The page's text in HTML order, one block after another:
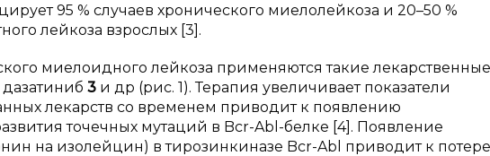
95 % случаев хронического миелолейкоза и 20–50 %
лейкоза взрослых [3].
миелоидного лейкоза применяются такие лекарственные
дазатиниб 3 и др (рис. 1). Терапия увеличивает показатели
лекарств со временем приводит к появлению
точечных мутаций в Bcr-Abl-белке [4]. Появление
на изолейцин) в тирозинкиназе Bcr-Abl приводит к потере